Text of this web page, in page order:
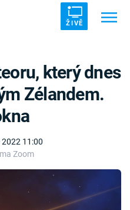
ŽIVĚ
2022 11:00
Zoom
který dnes
Zélandem.